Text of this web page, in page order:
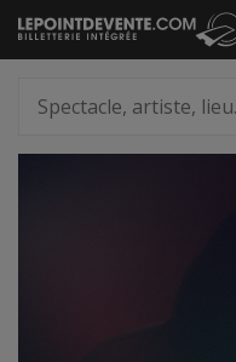
Passer
au
artiste,
lieu...